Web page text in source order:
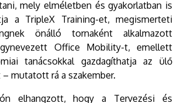
mely elméletben és gyakorlatban is
a TripleX Training-et, megismerteti
önálló tornaként alkalmazott
Office Mobility-t, emellett
tanácsokkal gazdagíthatja az ülő
mutatott rá a szakember.
elhangzott, hogy a Tervezési és